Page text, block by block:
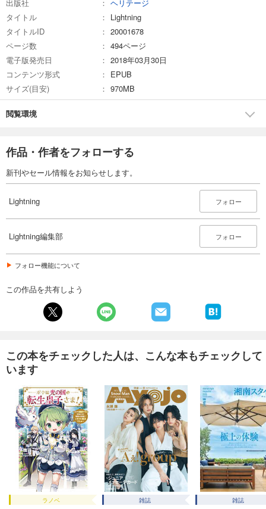
あらすじを表示する
1,100 円 (税込)
試し読み
カート
あらすじを表示する
Lightning 2025年3月号 Vol.371
試し読み
Lightning 2025年2月号 Vol.370
1,100円 (税込)
カート
試し読み
あらすじを表示する
Lightning 2025年1月号 Vol.369
1,100円 (税込)
カート
出版社
ヘリテージ
タイトル
Lightning
タイトルID
20001678
ページ数
494ページ
電子版発売日
2018年03月30日
コンテンツ形式
EPUB
サイズ(目安)
970MB
閲覧環境
作品・作者をフォローする
新刊やセール情報をお知らせします。
Lightning フォロー
Lightning編集部 フォロー
フォロー機能について
この作品を共有しよう
この本をチェックした人は、こんな本もチェックして
います
ラノベ 雑誌 雑誌